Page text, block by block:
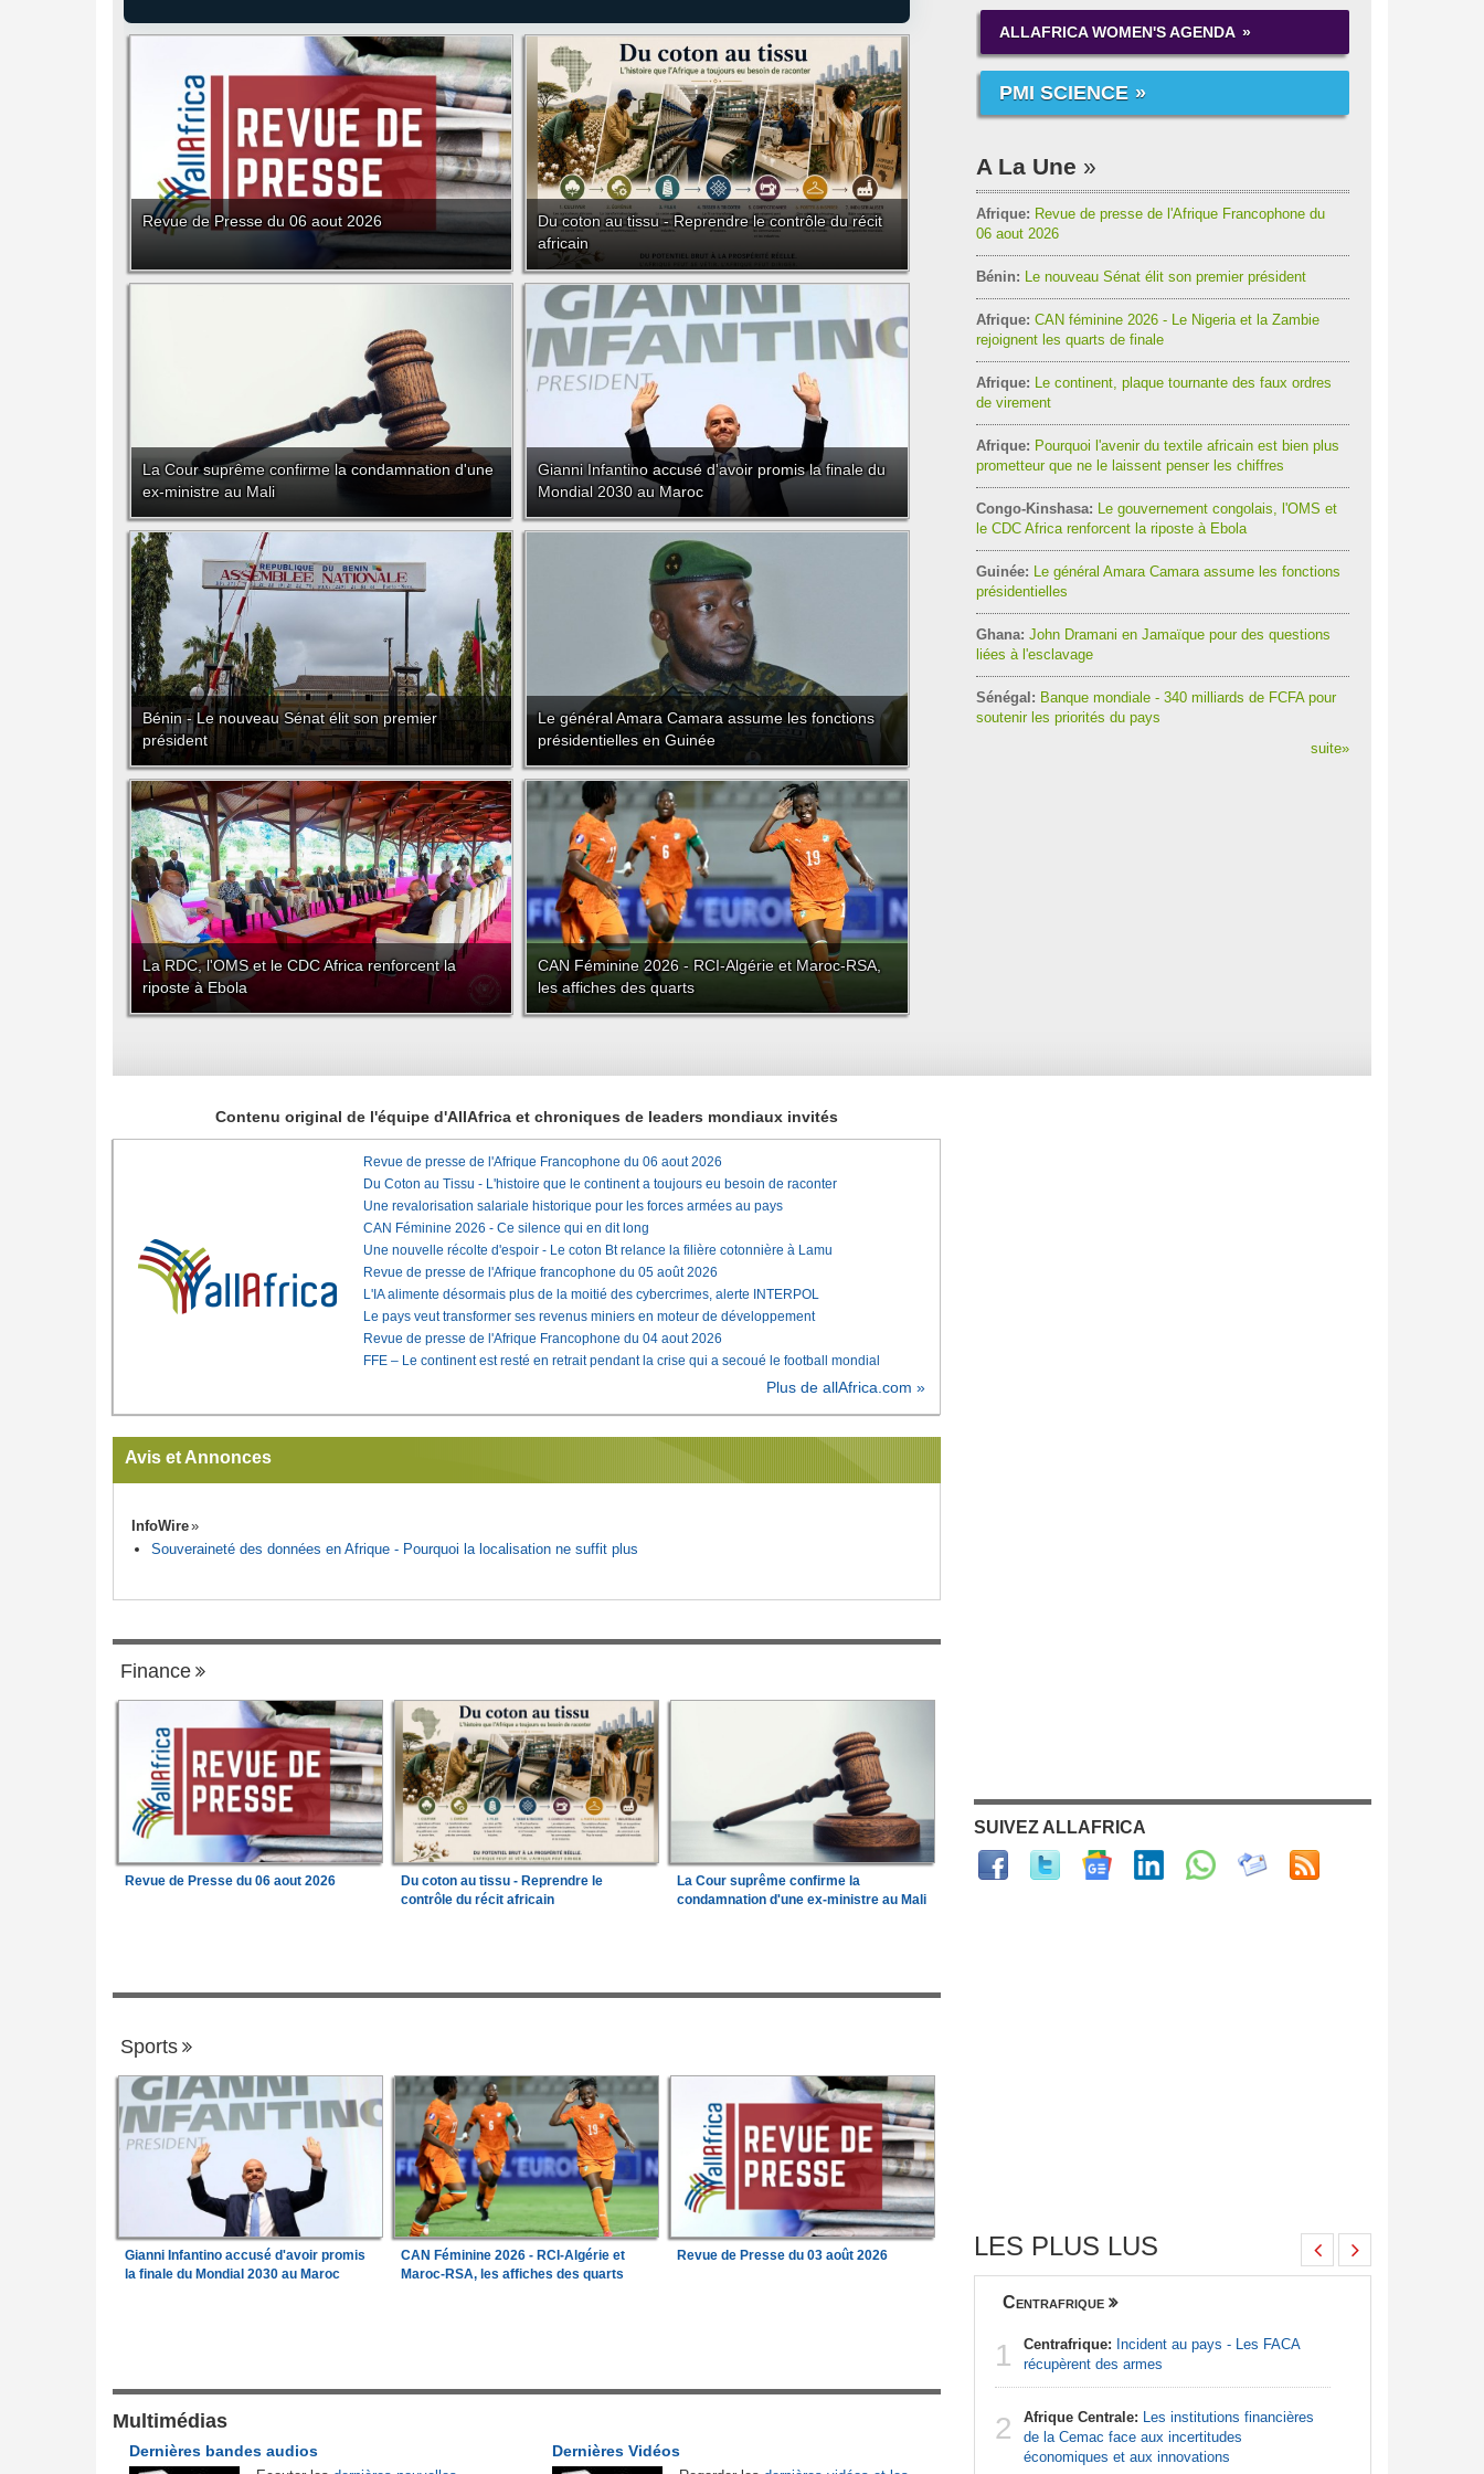
Revue de Presse du 06 aout 2026
Du coton au tissu - Reprendre le contrôle du récit
africain
La Cour suprême confirme la condamnation d'une
ex-ministre au Mali
Gianni Infantino accusé d'avoir promis la finale du
Mondial 2030 au Maroc
Bénin - Le nouveau Sénat élit son premier
président
Le général Amara Camara assume les fonctions
présidentielles en Guinée
La RDC, l'OMS et le CDC Africa renforcent la
riposte à Ebola
CAN Féminine 2026 - RCI-Algérie et Maroc-RSA,
les affiches des quarts
ALLAFRICA WOMEN'S AGENDA
PMI SCIENCE
A La Une
Afrique: Revue de presse de l'Afrique Francophone du
06 aout 2026
Bénin: Le nouveau Sénat élit son premier président
Afrique: CAN féminine 2026 - Le Nigeria et la Zambie
rejoignent les quarts de finale
Afrique: Le continent, plaque tournante des faux ordres
de virement
Afrique: Pourquoi l'avenir du textile africain est bien plus
prometteur que ne le laissent penser les chiffres
Congo-Kinshasa: Le gouvernement congolais, l'OMS et
le CDC Africa renforcent la riposte à Ebola
Guinée: Le général Amara Camara assume les fonctions
présidentielles
Ghana: John Dramani en Jamaïque pour des questions
liées à l'esclavage
Sénégal: Banque mondiale - 340 milliards de FCFA pour
soutenir les priorités du pays
suite»
Contenu original de l'équipe d'AllAfrica et chroniques de leaders mondiaux invités
Revue de presse de l'Afrique Francophone du 06 aout 2026
Du Coton au Tissu - L'histoire que le continent a toujours eu besoin de raconter
Une revalorisation salariale historique pour les forces armées au pays
CAN Féminine 2026 - Ce silence qui en dit long
Une nouvelle récolte d'espoir - Le coton Bt relance la filière cotonnière à Lamu
Revue de presse de l'Afrique francophone du 05 août 2026
L'IA alimente désormais plus de la moitié des cybercrimes, alerte INTERPOL
Le pays veut transformer ses revenus miniers en moteur de développement
Revue de presse de l'Afrique Francophone du 04 aout 2026
FFE – Le continent est resté en retrait pendant la crise qui a secoué le football mondial
Plus de allAfrica.com »
Avis et Annonces
InfoWire
Souveraineté des données en Afrique - Pourquoi la localisation ne suffit plus
Finance
Revue de Presse du 06 aout 2026
Du coton au tissu - Reprendre le
contrôle du récit africain
La Cour suprême confirme la
condamnation d'une ex-ministre au Mali
Sports
Gianni Infantino accusé d'avoir promis
la finale du Mondial 2030 au Maroc
CAN Féminine 2026 - RCI-Algérie et
Maroc-RSA, les affiches des quarts
Revue de Presse du 03 août 2026
Multimédias
Dernières Vidéos
Dernières bandes audios
SUIVEZ ALLAFRICA
LES PLUS LUS
2
citoyens divisés
Centrafrique
1 Centrafrique: Incident au pays - Les FACA
récupèrent des armes
2 Afrique Centrale: Les institutions financières
de la Cemac face aux incertitudes
économiques et aux innovations